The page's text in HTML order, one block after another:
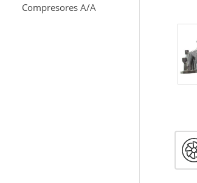
Compresores A/A